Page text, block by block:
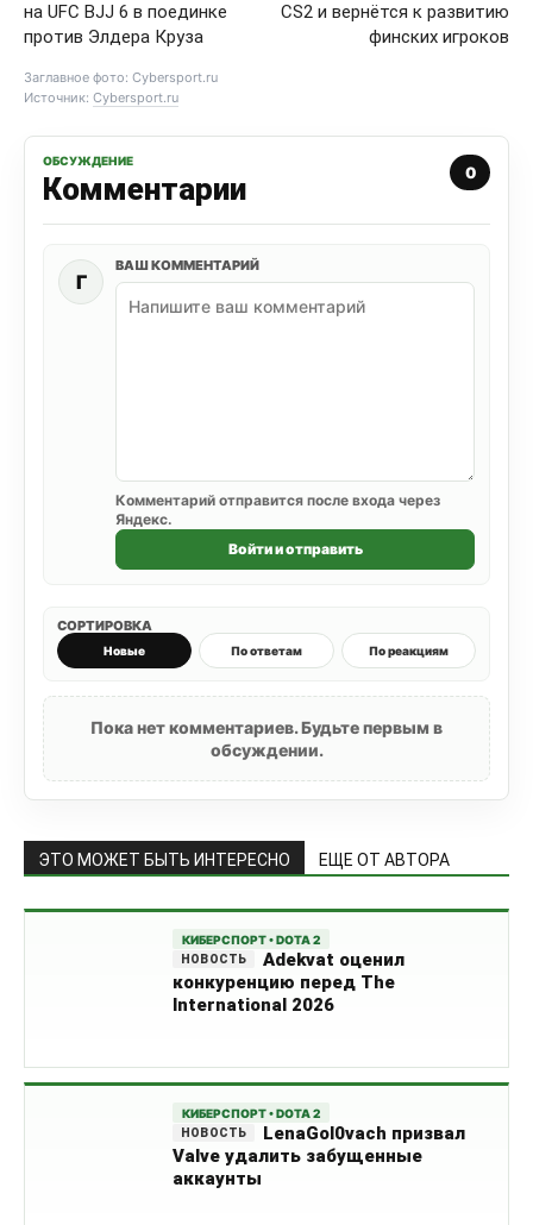
на UFC BJJ 6 в поединке
против Элдера Круза
CS2 и вернётся к развитию
финских игроков
Заглавное фото: Cybersport.ru
Источник: Cybersport.ru
ОБСУЖДЕНИЕ
Комментарии 0
Г
ВАШ КОММЕНТАРИЙ
Комментарий отправится после входа через
Яндекс.
Войти и отправить
СОРТИРОВКА
Новые По ответам По реакциям
Пока нет комментариев. Будьте первым в
обсуждении.
ЭТО МОЖЕТ БЫТЬ ИНТЕРЕСНО ЕЩЕ ОТ АВТОРА
КИБЕРСПОРТ • DOTA 2
Adekvat оценил
конкуренцию перед The
International 2026
КИБЕРСПОРТ • DOTA 2
LenaGol0vach призвал
Valve удалить забущенные
аккаунты